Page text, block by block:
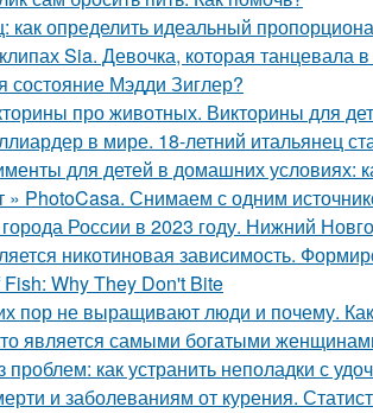
как определить идеальный
Sia. Девочка, которая танцевала
состояние Мэдди Зиглер?
про животных. Викторины для
в мире. 18-летний итальянец
для детей в домашних условиях:
» PhotoCasa. Снимаем с одним
России в 2023 году. Нижний
никотиновая зависимость.
Why They Don't Bite
пор не выращивают люди и почему.
является самыми богатыми
как устранить неполадки с
и заболеваниям от курения.